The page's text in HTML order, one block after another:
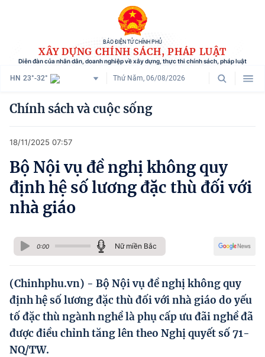
BÁO ĐIỆN TỬ CHÍNH PHỦ
XÂY DỰNG CHÍNH SÁCH, PHÁP LUẬT
Diễn đàn của nhân dân, doanh nghiệp về xây dựng, thực thi chính sách, pháp luật
HN 23°-32° Thứ Năm, 06/08/2026
Danh mục
Tham vấn chính sách
Người dân góp ý
Chính sách và cuộc sống
Phát triển kinh tế tư nhân và doanh nghiệp dân tộc
Ocop và chuỗi giá trị Nông sản
Kinh tế tư nhân
Chính sách và cuộc sống
18/11/2025 07:57
Bộ Nội vụ đề nghị không quy
định hệ số lương đặc thù đối với
nhà giáo
0:00 Nữ miền Bắc
(Chinhphu.vn) - Bộ Nội vụ đề nghị không quy
định hệ số lương đặc thù đối với nhà giáo do yếu
tố đặc thù ngành nghề là phụ cấp ưu đãi nghề đã
được điều chỉnh tăng lên theo Nghị quyết số 71-
NQ/TW.